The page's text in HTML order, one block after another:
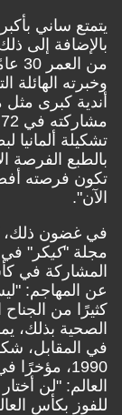
يتمتع ساني
بالإضافة إلى
من
وخبرته
أندية كبرى
تشكيلة ألمانيا
بالطبع الفرصة
تكون فرصته
الآن".
في غضون ذلك،
مجلة "كيكر" في
المشاركة في
عن المهاجم:
كثيرًا من
الصحية بذلك،
في المقابل،
1990،
العالم: "لن
للفوز بكأس